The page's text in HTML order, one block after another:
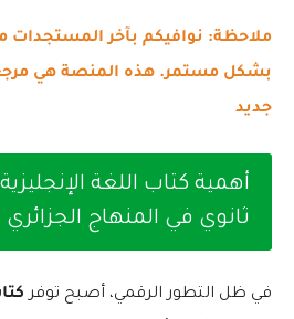
ملاحظة: نوافيكم بآخر المستجدات
بشكل مستمر. هذه المنصة هي
جديد
أهمية كتاب اللغة
ثانوي في المنهاج الجزائري
في ظل التطور الرقمي، أصبح توفر